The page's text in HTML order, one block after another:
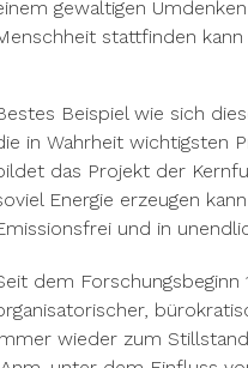
gewaltigen
stattfinden
Beispiel wie sich
in Wahrheit wichtigsten
das Projekt der
Energie erzeugen
und in
dem
wieder zum